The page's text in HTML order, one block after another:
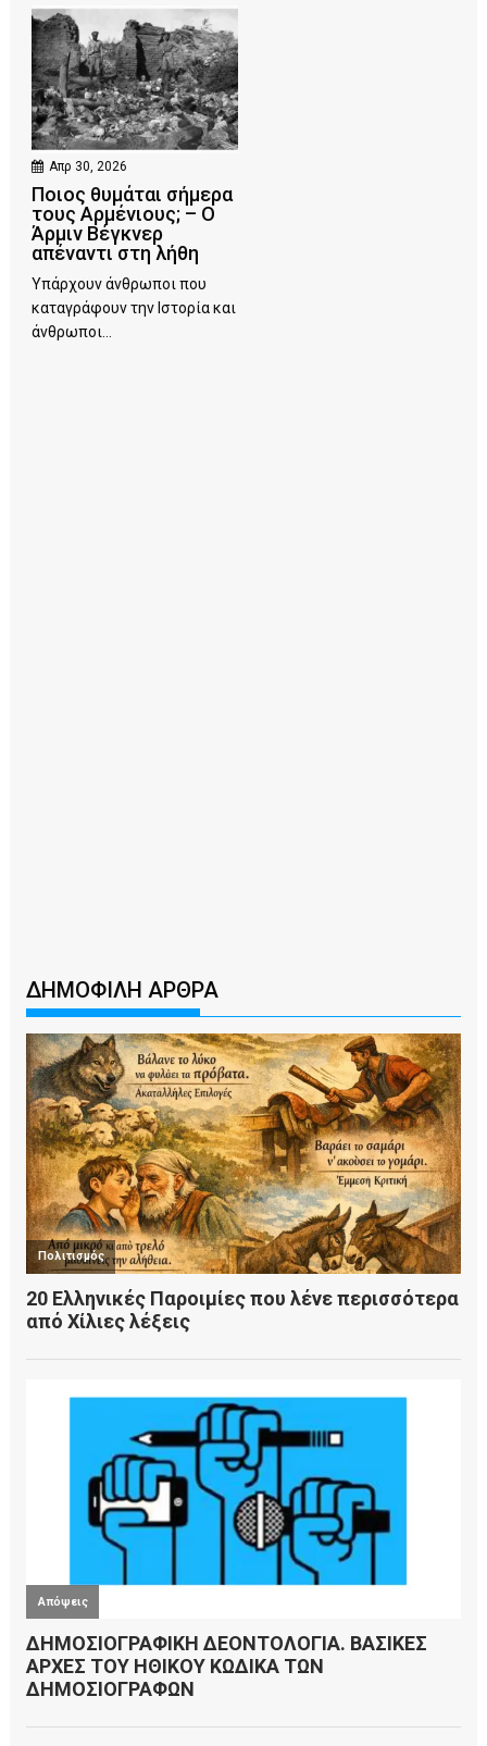
Απρ 30, 2026
Ποιος θυμάται σήμερα
τους Αρμένιους; – Ο
Άρμιν Βέγκνερ
απέναντι στη λήθη
Υπάρχουν άνθρωποι που
καταγράφουν την Ιστορία και
άνθρωποι...
ΔΗΜΟΦΙΛΗ ΑΡΘΡΑ